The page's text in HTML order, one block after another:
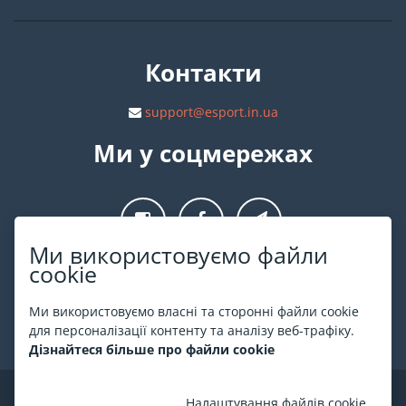
Ми використовуємо файли
cookie
Ми використовуємо власні та сторонні файли cookie
для персоналізації контенту та аналізу веб-трафіку.
Дізнайтеся більше про файли cookie
Контакти
support@esport.in.ua
Ми у соцмережах
Про ESPORT.in.ua
На ESPORT.in.ua представлена афіша Києва та інших міст
України. Всі квитки продаються офіційно. Ми працюємо
безпосередньо з касами.